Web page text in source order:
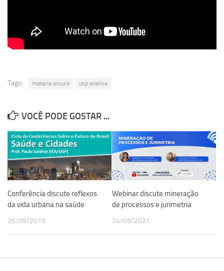
Espaço Cultural
Contato
Tags: materia escura usp analisa
VOCÊ PODE GOSTAR ...
Conferência discute reflexos
da vida urbana na saúde
26/09/2019
Webinar discute mineração
de processos e jurimetria
24/09/2021